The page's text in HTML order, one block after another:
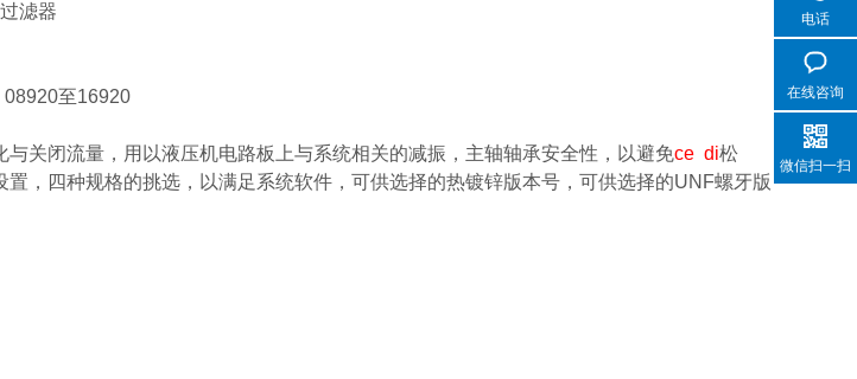
滤器
至16920
与关闭流量，用以液压机电路板上与系统相关的减振，主轴轴承安全性，以避免ce di松
置，四种规格的挑选，以满足系统软件，可供选择的热镀锌版本号，可供选择的UNF螺牙版
电话
在线咨询
微信扫一扫